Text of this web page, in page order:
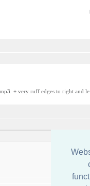
+ very ruff edges to right and